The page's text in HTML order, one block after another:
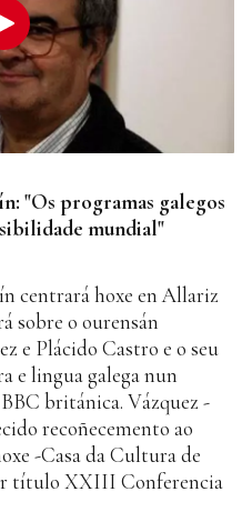
"Os programas galegos
mundial"
centrará hoxe en Allariz
sobre o ourensán
e Plácido Castro e o seu
e lingua galega nun
británica. Vázquez -
recoñecemento ao
-Casa da Cultura de
título XXIII Conferencia